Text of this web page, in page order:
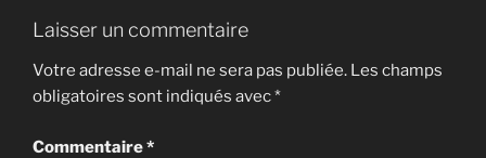
Laisser un commentaire
Votre adresse e-mail ne sera pas publiée. Les champs
obligatoires sont indiqués avec*
Commentaire*